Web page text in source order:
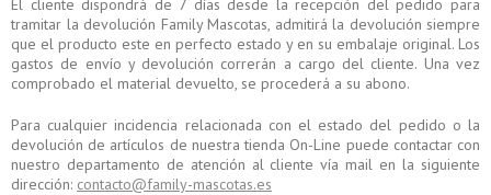
El cliente dispondrá de 7 días desde la recepción del pedido para
tramitar la devolución Family Mascotas, admitirá la devolución siempre
que el producto este en perfecto estado y en su embalaje original. Los
gastos de envío y devolución correrán a cargo del cliente. Una vez
comprobado el material devuelto, se procederá a su abono.
Para cualquier incidencia relacionada con el estado del pedido o la
devolución de artículos de nuestra tienda On-Line puede contactar con
nuestro departamento de atención al cliente vía mail en la siguiente
dirección: contacto@family-mascotas.es